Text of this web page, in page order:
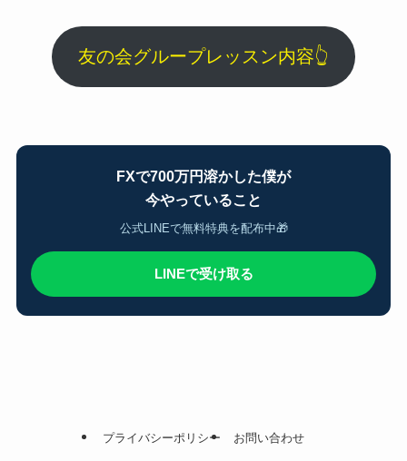
友の会グループレッスン内容👆
FXで700万円溶かした僕が
今やっていること
公式LINEで無料特典を配布中🎁
LINEで受け取る
プライバシーポリシー お問い合わせ